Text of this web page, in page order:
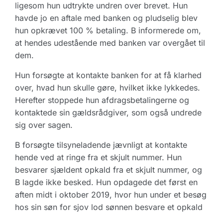
ligesom hun udtrykte undren over brevet. Hun
havde jo en aftale med banken og pludselig blev
hun opkrævet 100 % betaling. B informerede om,
at hendes udestående med banken var overgået til
dem.
Hun forsøgte at kontakte banken for at få klarhed
over, hvad hun skulle gøre, hvilket ikke lykkedes.
Herefter stoppede hun afdragsbetalingerne og
kontaktede sin gældsrådgiver, som også undrede
sig over sagen.
B forsøgte tilsyneladende jævnligt at kontakte
hende ved at ringe fra et skjult nummer. Hun
besvarer sjældent opkald fra et skjult nummer, og
B lagde ikke besked. Hun opdagede det først en
aften midt i oktober 2019, hvor hun under et besøg
hos sin søn for sjov lod sønnen besvare et opkald